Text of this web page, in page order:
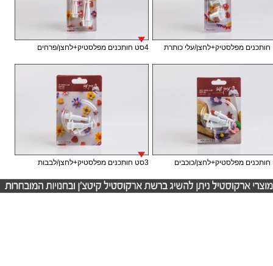
4סט חותכנים מפלסטיק+לחצן/פרחים
3סט חותכנים מפלסטיק+לחצן/לבבות